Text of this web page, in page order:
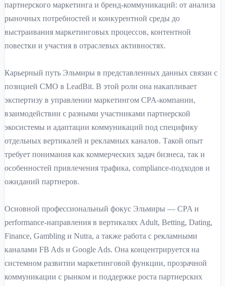
партнерского маркетинга и бренд-коммуникаций: от анализа
рыночных потребностей и конкурентной среды до
выстраивания маркетинговых процессов, контентной
повестки и участия в отраслевых активностях.
Карьерный путь Эльмиры в представленных данных связан с
позицией CMO в LeadBit. В этой роли она накапливает
экспертизу в управлении маркетингом CPA-компании,
взаимодействии с разными участниками партнерской
экосистемы и адаптации коммуникаций под специфику
отдельных вертикалей и рекламных каналов. Такой опыт
требует понимания как коммерческих задач бизнеса, так и
особенностей привлечения трафика, compliance-подходов и
ожиданий партнеров.
Основной профессиональный фокус Эльмиры — CPA и
performance-направления в вертикалях Adult, Betting, Dating,
Finance, Gambling и Nutra, а также работа с рекламными
каналами FB Ads и Google Ads. Она концентрируется на
системном развитии маркетинговой функции, прозрачной
коммуникации с рынком и поддержке роста партнерских